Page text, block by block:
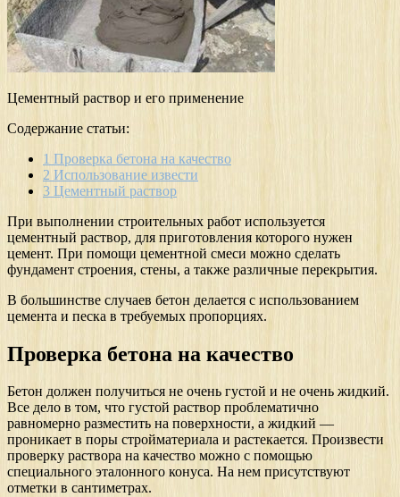
Цементный раствор и его применение
Содержание статьи:
1 Проверка бетона на качество
2 Использование извести
3 Цементный раствор
При выполнении строительных работ используется
цементный раствор, для приготовления которого нужен
цемент. При помощи цементной смеси можно сделать
фундамент строения, стены, а также различные перекрытия.
В большинстве случаев бетон делается с использованием
цемента и песка в требуемых пропорциях.
Проверка бетона на качество
Бетон должен получиться не очень густой и не очень жидкий.
Все дело в том, что густой раствор проблематично
равномерно разместить на поверхности, а жидкий —
проникает в поры стройматериала и растекается. Произвести
проверку раствора на качество можно с помощью
специального эталонного конуса. На нем присутствуют
отметки в сантиметрах.